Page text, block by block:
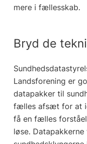
mere i fællesskab.
Bryd de
Landsforening er
datapakker til
fælles afsæt for at
få en fælles
løse.